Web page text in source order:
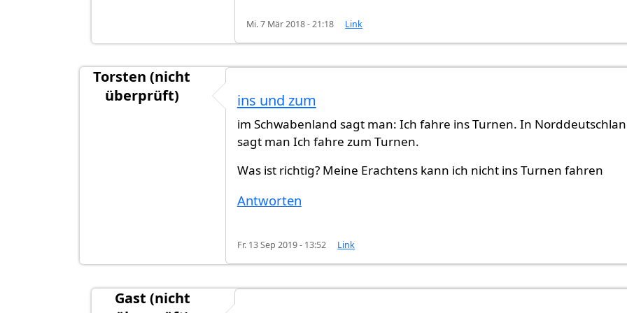
Mi. 7 Mär 2018 - 21:18 Link
Torsten (nicht
überprüft)
ins und zum
im Schwabenland sagt man: Ich fahre ins Turnen. In
sagt man Ich fahre zum Turnen.
Was ist richtig? Meine Erachtens kann ich nicht ins Turnen fahren
Antworten
Fr. 13 Sep 2019 - 13:52 Link
Gast (nicht